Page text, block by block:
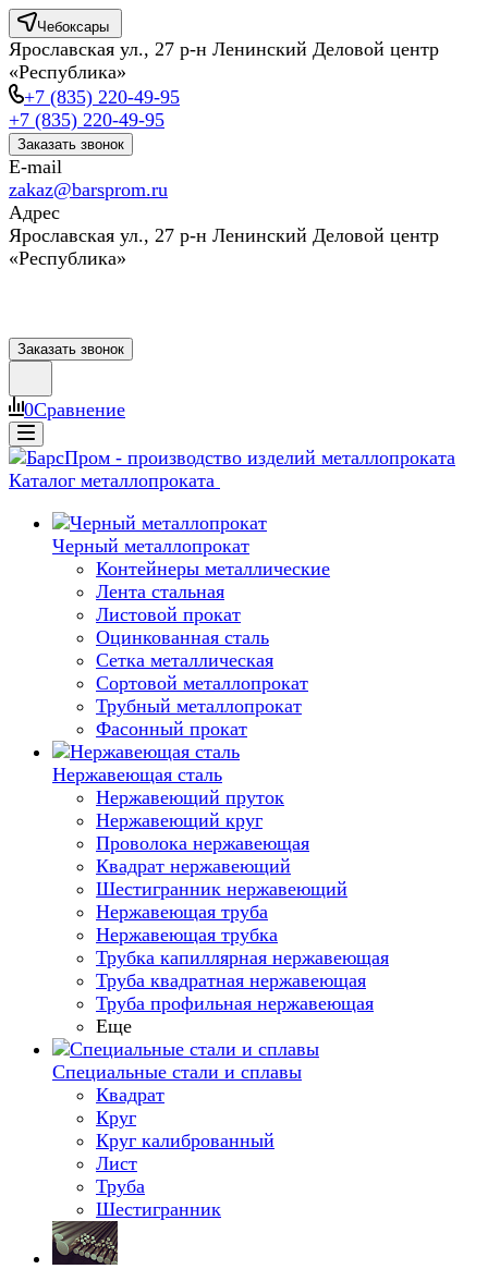
Чебоксары
Ярославская ул., 27 р-н Ленинский Деловой центр
«Республика»
+7 (835) 220-49-95
+7 (835) 220-49-95
Заказать звонок
E-mail
zakaz@barsprom.ru
Адрес
Ярославская ул., 27 р-н Ленинский Деловой центр
«Республика»
Заказать звонок
0Сравнение
Каталог металлопроката
Черный металлопрокат
Контейнеры металлические
Лента стальная
Листовой прокат
Оцинкованная сталь
Сетка металлическая
Сортовой металлопрокат
Трубный металлопрокат
Фасонный прокат
Нержавеющая сталь
Нержавеющий пруток
Нержавеющий круг
Проволока нержавеющая
Квадрат нержавеющий
Шестигранник нержавеющий
Нержавеющая труба
Нержавеющая трубка
Трубка капиллярная нержавеющая
Труба квадратная нержавеющая
Труба профильная нержавеющая
Еще
Специальные стали и сплавы
Квадрат
Круг
Круг калиброванный
Лист
Труба
Шестигранник